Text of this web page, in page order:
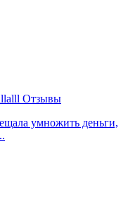
Отзывы
умножить деньги,